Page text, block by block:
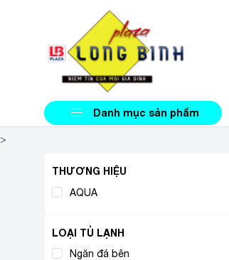
Danh mục sản phẩm
>
THƯƠNG HIỆU
AQUA
LOẠI TỦ LẠNH
Ngăn đá bên